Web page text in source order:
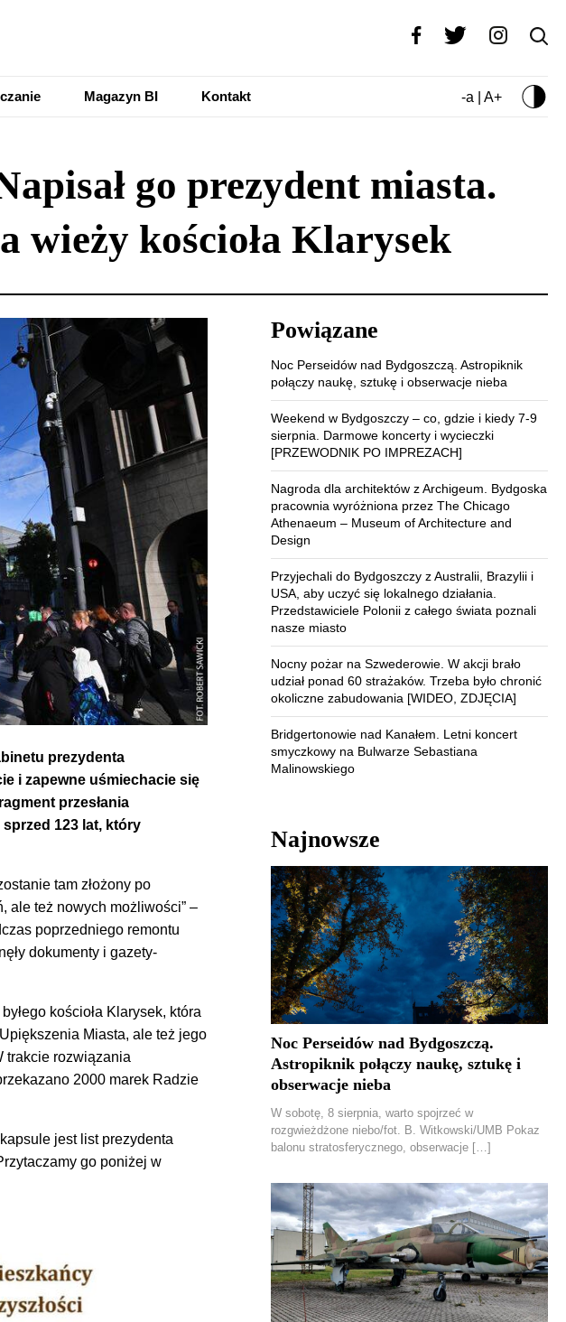
Magazyn BI Kontakt -a | A+
go prezydent miasta.
wieży kościoła Klarysek
prezydenta
i zapewne uśmiechacie się
przesłania
123 lat, który
tam złożony po
ale też nowych możliwości” –
poprzedniego remontu
dokumenty i gazety-
kościoła Klarysek, która
Miasta, ale też jego
trakcie rozwiązania
2000 marek Radzie
jest list prezydenta
go poniżej w
Powiązane
Noc Perseidów nad Bydgoszczą. Astropiknik
połączy naukę, sztukę i obserwacje nieba
Weekend w Bydgoszczy – co, gdzie i kiedy 7-9
sierpnia. Darmowe koncerty i wycieczki
[PRZEWODNIK PO IMPREZACH]
Nagroda dla architektów z Archigeum. Bydgoska
pracownia wyróżniona przez The Chicago
Athenaeum – Museum of Architecture and
Design
Przyjechali do Bydgoszczy z Australii, Brazylii i
USA, aby uczyć się lokalnego działania.
Przedstawiciele Polonii z całego świata poznali
nasze miasto
Nocny pożar na Szwederowie. W akcji brało
udział ponad 60 strażaków. Trzeba było chronić
okoliczne zabudowania [WIDEO, ZDJĘCIA]
Bridgertonowie nad Kanałem. Letni koncert
smyczkowy na Bulwarze Sebastiana
Malinowskiego
Najnowsze
Noc Perseidów nad Bydgoszczą.
Astropiknik połączy naukę, sztukę i
obserwacje nieba
W sobotę, 8 sierpnia, warto spojrzeć w
rozgwieżdżone niebo/fot. B. Witkowski/UMB Pokaz
balonu stratosferycznego, obserwacje […]